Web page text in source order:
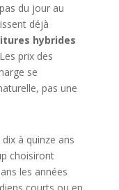
du jour au
déjà
hybrides
prix des
se
pas une
à quinze ans
choisiront
les années